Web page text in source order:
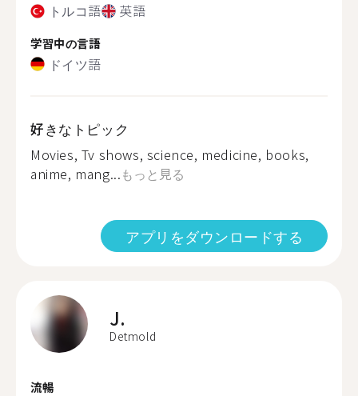
トルコ語 英語
学習中の言語
ドイツ語
好きなトピック
Movies, Tv shows, science, medicine, books,
anime, mang...もっと見る
アプリをダウンロードする
J.
Detmold
流暢